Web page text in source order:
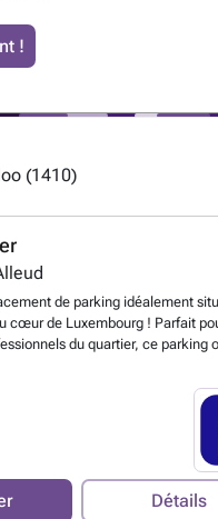
!
(1410)
de parking idéalement
cœur de Luxembourg ! Parfait
du quartier, ce parking
de Belair, vous aurez un
commerces, de restaurants et de
par les transports en commun,
des principales lignes de bus qui
ville, la gare et les autres
De plus, sa proximité
et le Boulevard Grande-
Détails